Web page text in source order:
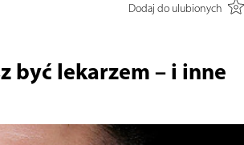
Dodaj do ulubionych
być lekarzem – i inne